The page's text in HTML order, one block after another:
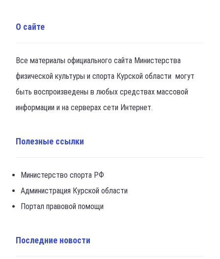
О сайте
Все материалы официального сайта Министерства
физической культуры и спорта Курской области могут
быть воспроизведены в любых средствах массовой
информации и на серверах сети Интернет.
Полезные ссылки
Министерство спорта РФ
Администрация Курской области
Портал правовой помощи
Последние новости